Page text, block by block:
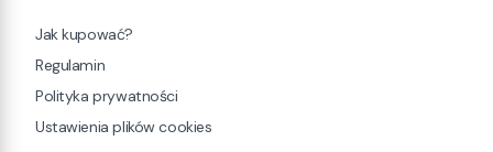
Jak kupować?
Regulamin
Polityka prywatności
Ustawienia plików cookies